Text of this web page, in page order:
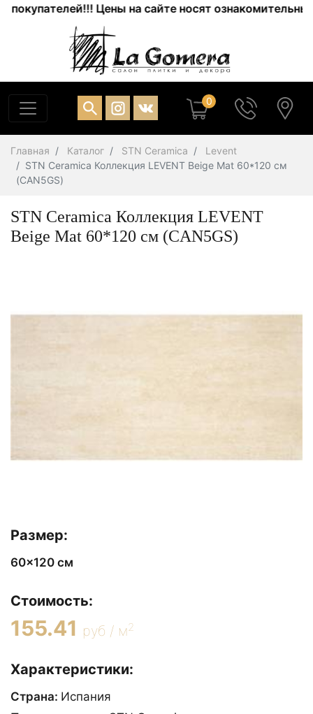
Цены на сайте носят ознакомительный
0
Главная Каталог STN Ceramica
Levent
STN Ceramica Коллекция LEVENT Beige Mat 60*120 см
(CAN5GS)
STN Ceramica Коллекция LEVENT
Beige Mat 60*120 см (CAN5GS)
Размер:
60x120 см
Стоимость:
155.41 руб / м2
Характеристики:
Страна: Испания